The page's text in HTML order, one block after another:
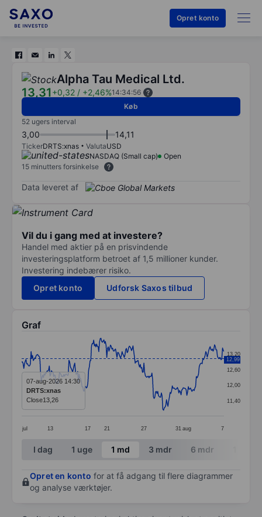
Opret konto
Alpha Tau Medical Ltd.
13,31+0,32 / +2,46%14:34:56
Køb
52 ugers interval
3,00 14,11
TickerDRTS:xnas ValutaUSD
NASDAQ (Small cap)
Open
15 minutters forsinkelse
Data leveret af
Vil du i gang med at investere?
Handel med aktier på en prisvindende
investeringsplatform betroet af 1,5 millioner kunder.
Investering indebærer risiko.
Opret konto
Udforsk Saxos tilbud
Graf
Line chart with 279 data points.
The chart has 1 X axis displaying categories.
The chart has 1 Y axis displaying values. Data ranges
jul 13 17 21 27 31 aug 7
11,40
12,00
12,60
13,20
12,99
07-aug-2026 14:30
DRTS:xnas
Close13,26
End of interactive chart.
I dag 1 uge 1 md 3 mdr 6 mdr
Opret en konto for at få adgang til flere diagrammer
og analyse værktøjer.